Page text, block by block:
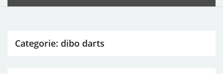
Categorie: dibo darts